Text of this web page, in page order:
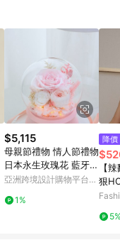
$5,115
母親節禮物 情人節禮物
日本永生玫瑰花 藍牙音
箱
亞洲跨境設計購物平台
1%
降價
【
狠
平口